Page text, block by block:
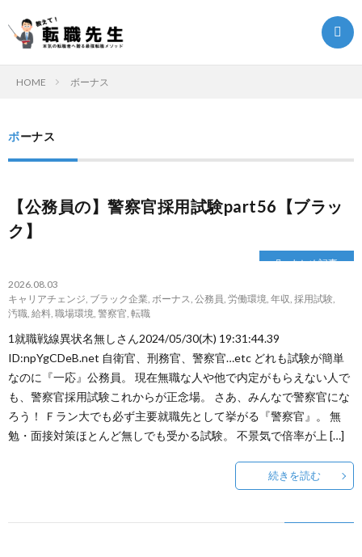
職
ク
エ
~
転
転
職
ノ
ウ
ま
と
事
転
悩
相
HOME ボーナス
ボーナス
【公務員の】警察官採用試験part56【ブラッ
ク】
まとめ記事
2026.08.03
キャリアチェンジ, ブラック企業, ボーナス, 公務員, 労働環境, 年収, 採用試験,
汚職, 給料, 職場環境, 警察官, 転職
1就職戦線異状名無しさん2024/05/30(木) 19:31:44.39
ID:npYgCDeB.net 自衛官、刑務官、警察官…etc どれも試験が簡単
なのに『一応』公務員。 現在無職な人や他で内定がもらえない人で
も、警察官採用試験これからが正念場。 さあ、みんなで警察官にな
ろう！ Ｆラン大でも必ず主要就職先として挙がる『警察官』。 無
勉・面接対策ほとんど無しでも受かる試験。 不景気で倍率が上 […]
続きを読む